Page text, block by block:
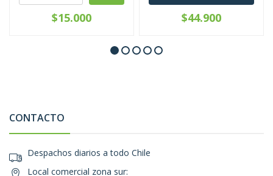
$15.000 $44.900
CONTACTO
Despachos diarios a todo Chile
Local comercial zona sur: